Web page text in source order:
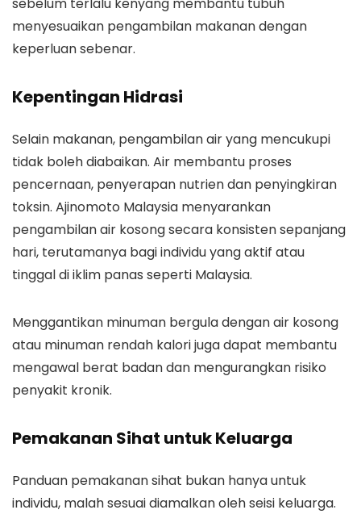
menyesuaikan pengambilan makanan dengan
keperluan sebenar.
Kepentingan Hidrasi
Selain makanan, pengambilan air yang mencukupi
tidak boleh diabaikan. Air membantu proses
pencernaan, penyerapan nutrien dan penyingkiran
toksin. Ajinomoto Malaysia menyarankan
pengambilan air kosong secara konsisten sepanjang
hari, terutamanya bagi individu yang aktif atau
tinggal di iklim panas seperti Malaysia.
Menggantikan minuman bergula dengan air kosong
atau minuman rendah kalori juga dapat membantu
mengawal berat badan dan mengurangkan risiko
penyakit kronik.
Pemakanan Sihat untuk Keluarga
Panduan pemakanan sihat bukan hanya untuk
individu, malah sesuai diamalkan oleh seisi keluarga.